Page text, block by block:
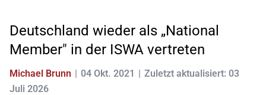
Deutschland wieder als „National
Member" in der ISWA vertreten
Michael Brunn 04 Okt. 2021
Zuletzt aktualisiert: 03
Juli 2026